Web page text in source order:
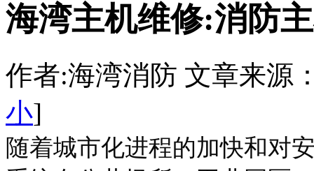
海湾主机维修:消防
作者:海湾消防 文章来源
小]
随着城市化进程的加快和对